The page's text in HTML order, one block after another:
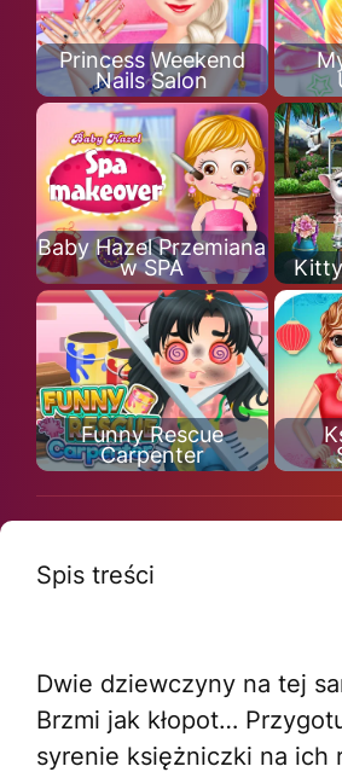
Princess Weekend
Nails Salon
Baby Hazel Przemiana
w SPA
Funny Rescue
Carpenter
Spis treści
Dwie dziewczyny na tej
Brzmi jak kłopot…
syrenie księżniczki na ich